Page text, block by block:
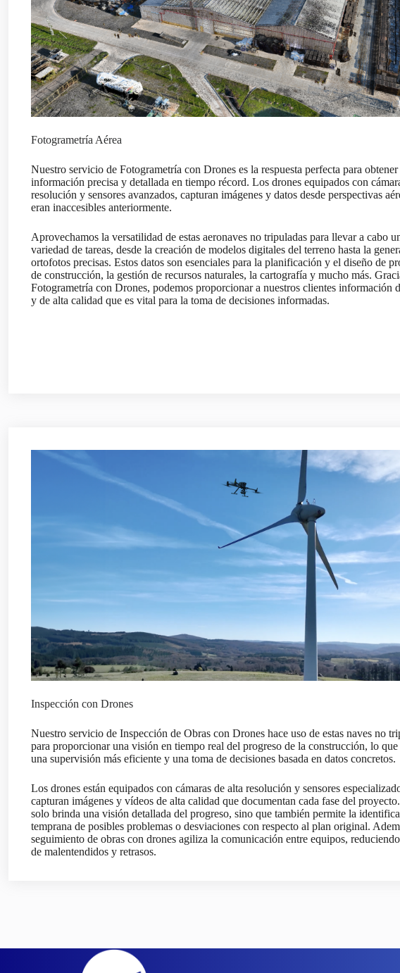
Fotogrametría Aérea
Nuestro servicio de Fotogrametría con Drones es la respuesta perfecta para obtener
información precisa y detallada en tiempo récord. Los drones equipados con
resolución y sensores avanzados, capturan imágenes y datos desde perspectivas
eran inaccesibles anteriormente.
Aprovechamos la versatilidad de estas aeronaves no tripuladas para llevar a cabo
variedad de tareas, desde la creación de modelos digitales del terreno hasta la
ortofotos precisas. Estos datos son esenciales para la planificación y el diseño de
de construcción, la gestión de recursos naturales, la cartografía y mucho más.
Fotogrametría con Drones, podemos proporcionar a nuestros clientes información
y de alta calidad que es vital para la toma de decisiones informadas.
Inspección con Drones
Nuestro servicio de Inspección de Obras con Drones hace uso de estas naves no
para proporcionar una visión en tiempo real del progreso de la construcción, lo
una supervisión más eficiente y una toma de decisiones basada en datos concretos.
Los drones están equipados con cámaras de alta resolución y sensores
capturan imágenes y vídeos de alta calidad que documentan cada fase del
solo brinda una visión detallada del progreso, sino que también permite la
temprana de posibles problemas o desviaciones con respecto al plan original.
seguimiento de obras con drones agiliza la comunicación entre equipos,
de malentendidos y retrasos.